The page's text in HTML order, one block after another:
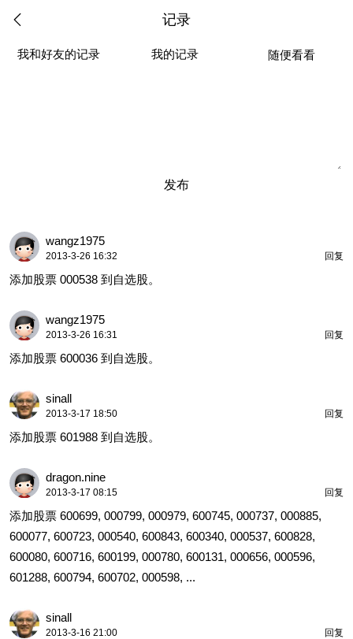
记录
我和好友的记录 我的记录 随便看看
发布
wangz1975
2013-3-26 16:32 回复
添加股票 000538 到自选股。
wangz1975
2013-3-26 16:31 回复
添加股票 600036 到自选股。
sinall
2013-3-17 18:50 回复
添加股票 601988 到自选股。
dragon.nine
2013-3-17 08:15 回复
添加股票 600699, 000799, 000979, 600745, 000737, 000885,
600077, 600723, 000540, 600843, 600340, 000537, 600828,
600080, 600716, 600199, 000780, 600131, 000656, 000596,
601288, 600794, 600702, 000598, ...
sinall
2013-3-16 21:00 回复